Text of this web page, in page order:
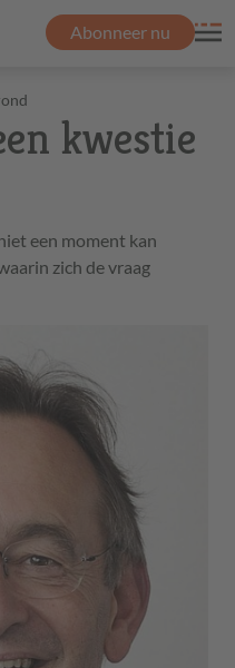
Abonneer nu
kwestie
een moment kan
zich de vraag